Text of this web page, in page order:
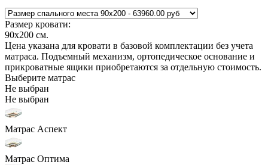
Размер кровати:
90x200 см.
Цена указана для кровати в базовой комплектации без учета
матраса. Подъемный механизм, ортопедическое основание и
прикроватные ящики приобретаются за отдельную стоимость.
Выберите матрас
Не выбран
Не выбран
Матрас Аспект
Матрас Оптима